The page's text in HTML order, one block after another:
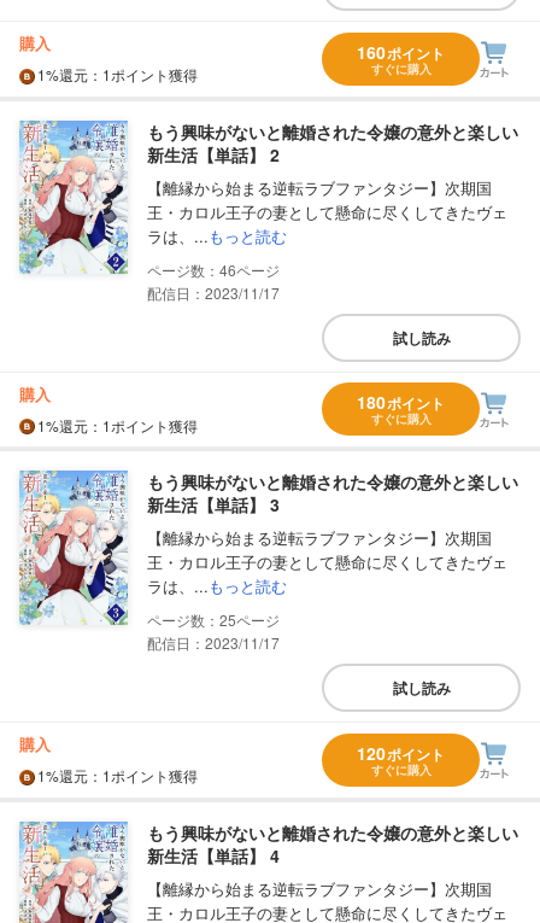
購入
1%還元 ：1ポイント獲得
160ポイント
すぐに購入
もう興味がないと離婚された令嬢の意外と楽しい
新生活【単話】 2
【離縁から始まる逆転ラブファンタジー】次期国
王・カロル王子の妻として懸命に尽くしてきたヴェ
ラは、...もっと読む
46
配信日：2023/11/17
試し読み
購入
1%還元 ：1ポイント獲得
180ポイント
すぐに購入
もう興味がないと離婚された令嬢の意外と楽しい
新生活【単話】 3
【離縁から始まる逆転ラブファンタジー】次期国
王・カロル王子の妻として懸命に尽くしてきたヴェ
ラは、...もっと読む
25
配信日：2023/11/17
試し読み
購入
1%還元 ：1ポイント獲得
120ポイント
すぐに購入
もう興味がないと離婚された令嬢の意外と楽しい
新生活【単話】 4
【離縁から始まる逆転ラブファンタジー】次期国
王・カロル王子の妻として懸命に尽くしてきたヴェ